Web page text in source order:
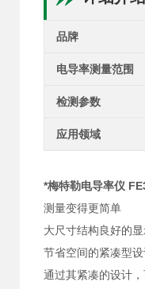
品牌
电导率测量范围
检测参数
应用领域
*梅特勒电导率仪
测量变得更简单
大尺寸结构良好的
节省空间的紧凑型
通过其紧凑的设计